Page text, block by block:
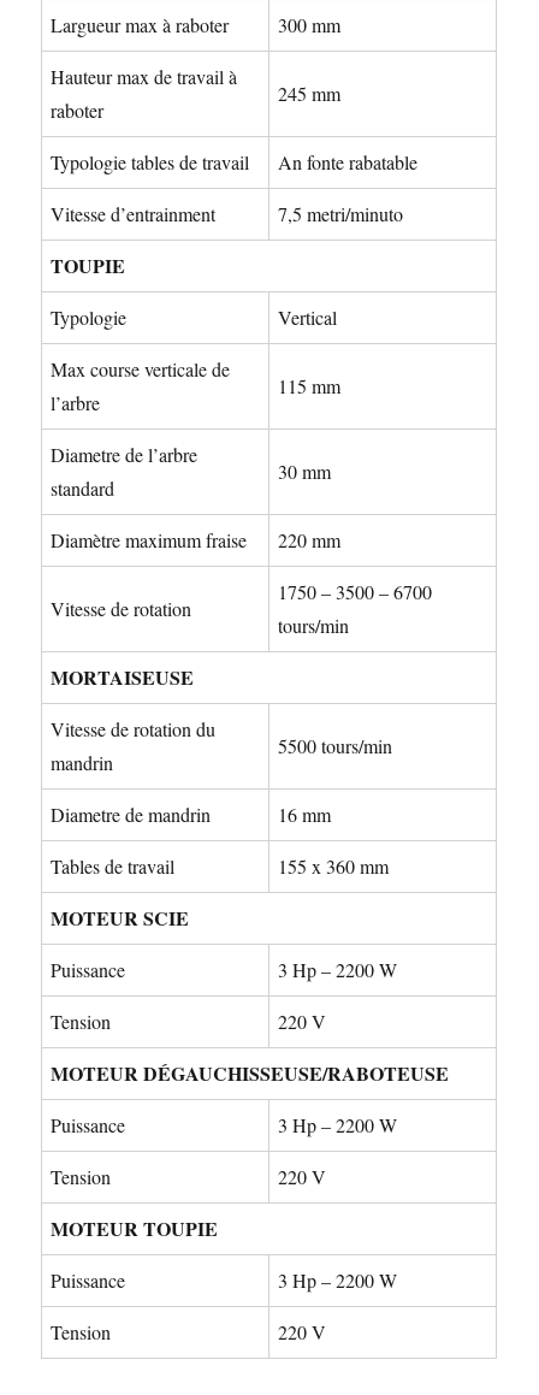
Largueur max à raboter 300 mm
Hauteur max de travail à
raboter
245 mm
Typologie tables de travail An fonte rabatable
Vitesse d’entrainment 7,5 metri/minuto
TOUPIE
Typologie Vertical
Max course verticale de
l’arbre
115 mm
Diametre de l’arbre
standard
30 mm
Diamètre maximum fraise 220 mm
Vitesse de rotation
1750 – 3500 – 6700
tours/min
MORTAISEUSE
Vitesse de rotation du
mandrin
5500 tours/min
Diametre de mandrin 16 mm
Tables de travail 155 x 360 mm
MOTEUR SCIE
Puissance 3 Hp – 2200 W
Tension 220 V
MOTEUR DÉGAUCHISSEUSE/RABOTEUSE
Puissance 3 Hp – 2200 W
Tension 220 V
MOTEUR TOUPIE
Puissance 3 Hp – 2200 W
Tension 220 V